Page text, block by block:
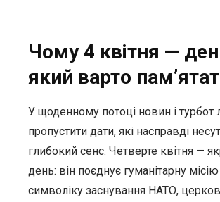
Чому 4 квітня —
який варто
У щоденному потоці новин і турбот
пропустити дати, які насправді
глибокий сенс. Четверте квітня —
день: він поєднує гуманітарну
символіку заснування НАТО,